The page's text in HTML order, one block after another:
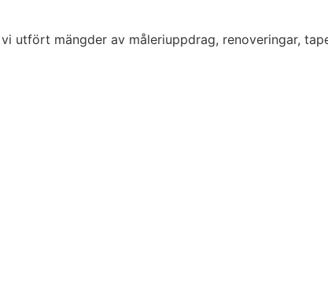
utfört mängder av måleriuppdrag, renoveringar,